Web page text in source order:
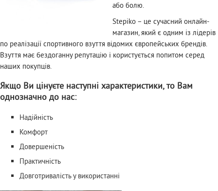
або болю.
Stepiko – це сучасний онлайн-
магазин, який є одним із лідерів
по реалізації спортивного взуття відомих європейських брендів.
Взуття має бездоганну репутацію і користується попитом серед
наших покупців.
Якщо Ви цінуєте наступні характеристики, то Вам
однозначно до нас:
Надійність
Комфорт
Довершеність
Практичність
Довготривалість у використанні